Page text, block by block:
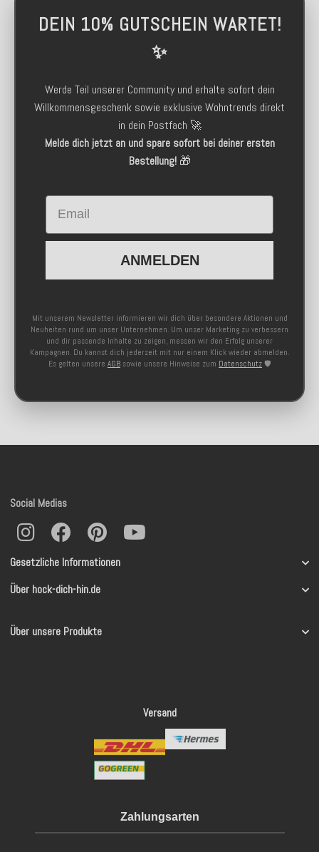
DEIN 10% GUTSCHEIN WARTET!
✨
Werde Teil unserer Community und erhalte sofort dein
Willkommensgeschenk sowie exklusive Wohntrends direkt
in dein Postfach 🚀
Melde dich jetzt an und spare sofort bei deiner ersten
Bestellung!🎁
Email
ANMELDEN
Mit unserem Newsletter informieren wir dich über besondere Aktionen und
Neuheiten rund um unser Unternehmen. Um unser Marketing zu verbessern
und dir passende Inhalte zu zeigen, messen wir den Erfolg unserer
Kampagnen. Du kannst dich jederzeit mit nur einem Klick wieder abmelden.
Es gelten unsere AGB sowie unsere Hinweise zum Datenschutz 🛡️
Gesetzliche Informationen
Über hock-dich-hin.de
Über unsere Produkte
Social Medias
Versand
Zahlungsarten